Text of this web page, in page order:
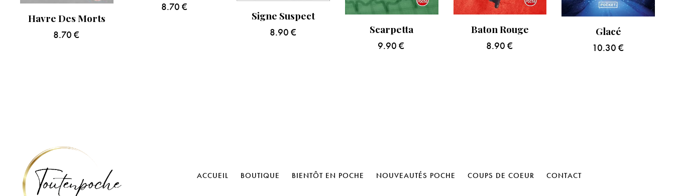
Havre Des Morts
8.70 €
8.70€
Signe Suspect
8.90 € Scarpetta
9.90€
Baton Rouge
8.90 €
Glacé
10.30 €
ACCUEIL BOUTIQUE BIENTÔT EN POCHE NOUVEAUTÉS POCHE COUPS DE COEUR CONTACT